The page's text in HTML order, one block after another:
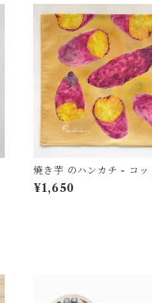
焼き芋 のハンカチ - コッ
すこし大きめ - スカーフ
¥1,650